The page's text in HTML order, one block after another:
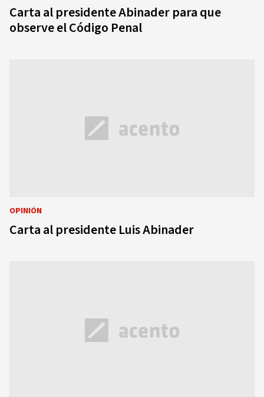
Carta al presidente Abinader para que
observe el Código Penal
OPINIÓN
Carta al presidente Luis Abinader